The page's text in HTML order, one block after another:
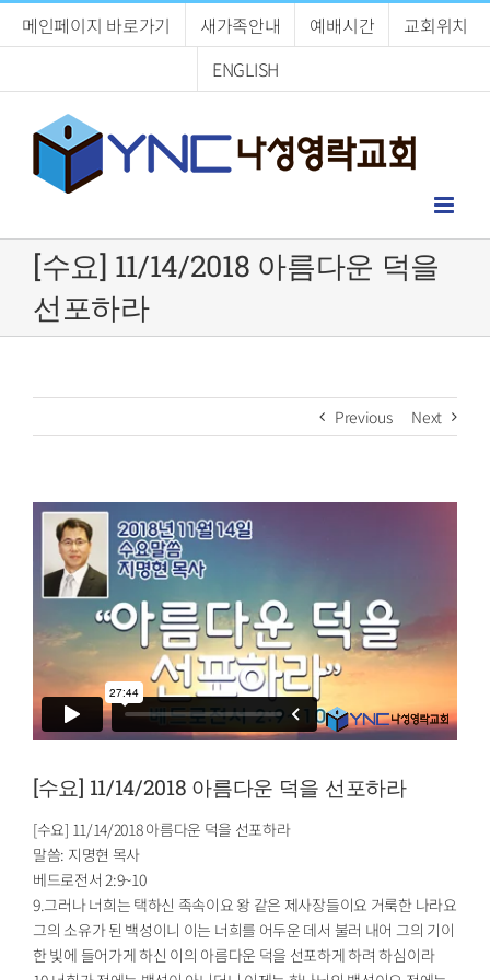
메인페이지 바로가기 새가족안내 예배시간
교회위치
ENGLISH
[수요] 11/14/2018 아름다운 덕을
선포하라
Previous Next
[수요] 11/14/2018 아름다운 덕을 선포하라
[수요] 11/14/2018 아름다운 덕을 선포하라
말씀: 지명현 목사
베드로전서 2:9~10
9.그러나 너희는 택하신 족속이요 왕 같은 제사장들이요 거룩한 나라요
그의 소유가 된 백성이니 이는 너희를 어두운 데서 불러 내어 그의 기이
한 빛에 들어가게 하신 이의 아름다운 덕을 선포하게 하려 하심이라